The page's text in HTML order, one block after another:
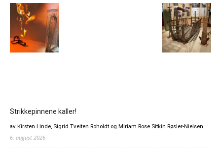
Strikkepinnene kaller!
av Kirsten Linde, Sigrid Tveiten Roholdt og Miriam Rose Sitkin Røsler-Nielsen
6. august 2026